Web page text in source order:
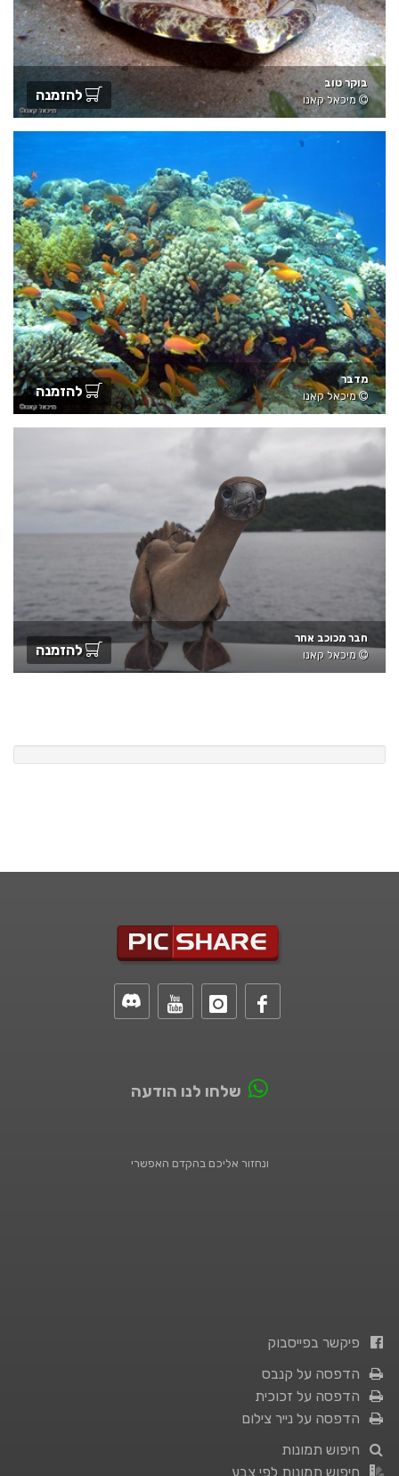
בוקר טוב
מיכאל קאנו
להזמנה
מדבר
מיכאל קאנו
להזמנה
חבר מכוכב אחר
מיכאל קאנו
להזמנה
שלחו לנו הודעה
ונחזור אליכם בהקדם האפשרי
פיקשר בפייסבוק
הדפסה על קנבס
הדפסה על זכוכית
הדפסה על נייר צילום
חיפוש תמונות
חיפוש תמונות לפי צבע